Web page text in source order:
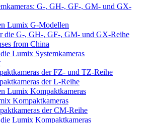
G-, GH-, GF-, GM- und GX-
Lumix G-Modellen
G-, GH-, GF-, GM- und GX-Reihe
from China
Lumix Systemkameras
der FZ- und TZ-Reihe
der L-Reihe
Lumix Kompaktkameras
Kompaktkameras
der CM-Reihe
Lumix Kompaktkameras